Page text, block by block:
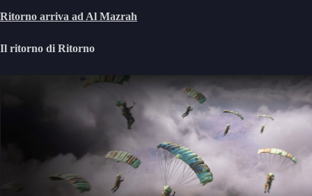
Ritorno arriva ad Al Mazrah
Il ritorno di Ritorno